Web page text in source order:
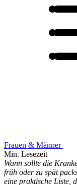
Frauen & Männer
Min. Lesezeit
Wann sollte die
früh oder zu spät
eine praktische Liste,